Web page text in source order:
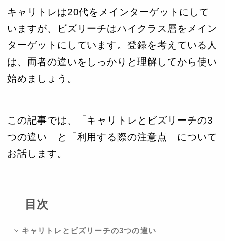
キャリトレは20代をメインターゲットにして
いますが、ビズリーチはハイクラス層をメイン
ターゲットにしています。登録を考えている人
は、両者の違いをしっかりと理解してから使い
始めましょう。
この記事では、「キャリトレとビズリーチの3
つの違い」と「利用する際の注意点」について
お話します。
目次
キャリトレとビズリーチの3つの違い